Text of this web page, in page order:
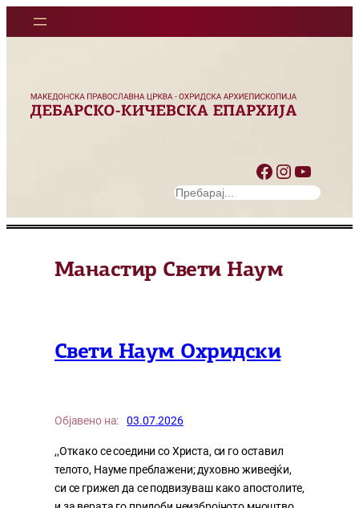
Facebook Instagram YouTube
S
a
c
Манастир Свети Наум
Свети Наум Охридски
Објавено на: 03.07.2026
,,Откако се соедини со Христа, си го оставил
телото, Науме преблажени; духовно живеејќи,
си се грижел да се подвизуваш како апостолите,